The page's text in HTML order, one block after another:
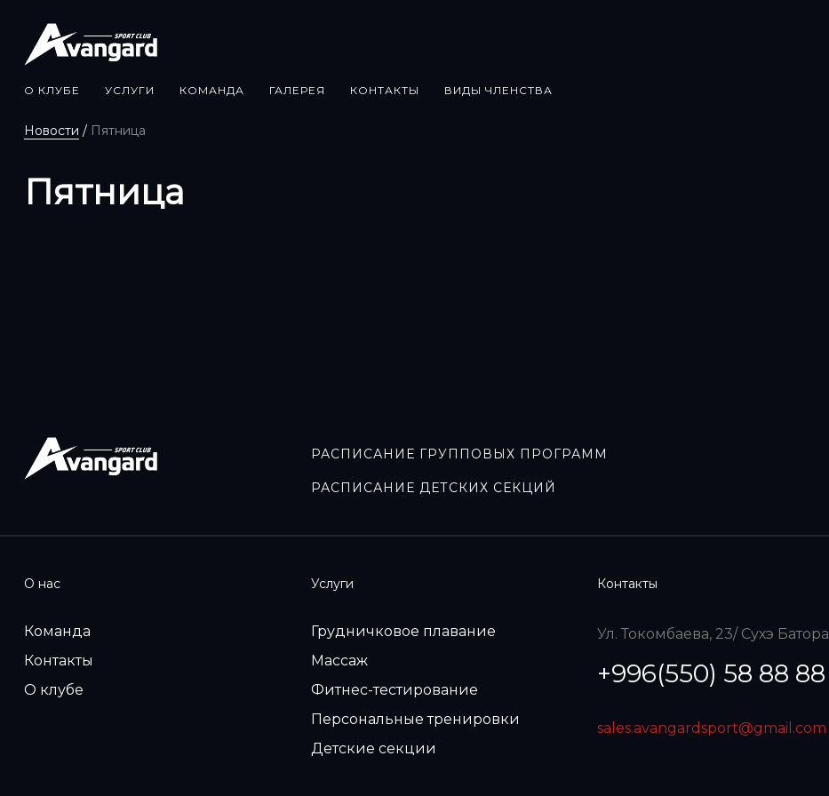
О КЛУБЕ УСЛУГИ КОМАНДА ГАЛЕРЕЯ КОНТАКТЫ ВИДЫ ЧЛЕНСТВА
Новости / Пятница
Пятница
РАСПИСАНИЕ ГРУППОВЫХ ПРОГРАММ
РАСПИСАНИЕ ДЕТСКИХ СЕКЦИЙ
О нас
Команда
Контакты
О клубе
Услуги
Грудничковое плавание
Массаж
Фитнес-тестирование
Персональные тренировки
Детские секции
Контакты
Ул. Токомбаева, 23/ Сухэ Батора
+996(550) 58 88 88
sales.avangardsport@gmail.com